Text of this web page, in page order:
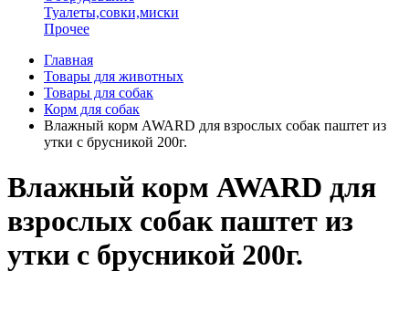
Туалеты,совки,миски
Прочее
Главная
Товары для животных
Товары для собак
Корм для собак
Влажный корм AWARD для взрослых собак паштет из
утки с брусникой 200г.
Влажный корм AWARD для
взрослых собак паштет из
утки с брусникой 200г.